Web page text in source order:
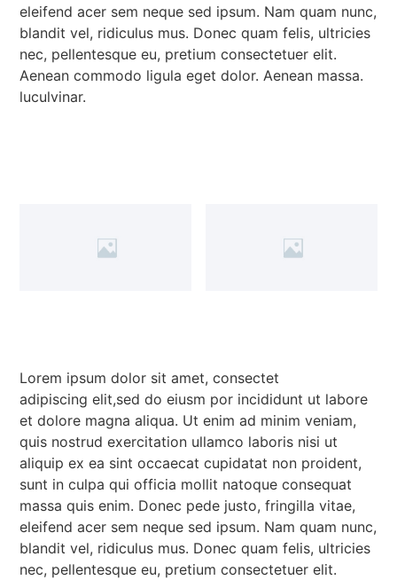
eleifend acer sem neque sed ipsum. Nam quam nunc,
blandit vel, ridiculus mus. Donec quam felis, ultricies
nec, pellentesque eu, pretium consectetuer elit.
Aenean commodo ligula eget dolor. Aenean massa.
luculvinar.
Lorem ipsum dolor sit amet, consectet
adipiscing elit,sed do eiusm por incididunt ut labore
et dolore magna aliqua. Ut enim ad minim veniam,
quis nostrud exercitation ullamco laboris nisi ut
aliquip ex ea sint occaecat cupidatat non proident,
sunt in culpa qui officia mollit natoque consequat
massa quis enim. Donec pede justo, fringilla vitae,
eleifend acer sem neque sed ipsum. Nam quam nunc,
blandit vel, ridiculus mus. Donec quam felis, ultricies
nec, pellentesque eu, pretium consectetuer elit.